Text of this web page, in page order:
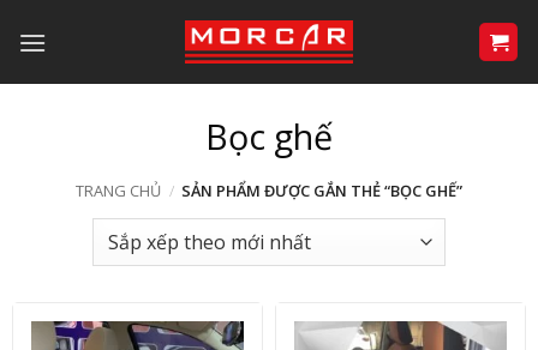
qua
nội
Bọc ghế
TRANG CHỦ / SẢN PHẨM ĐƯỢC GẮN THẺ “BỌC GHẾ”